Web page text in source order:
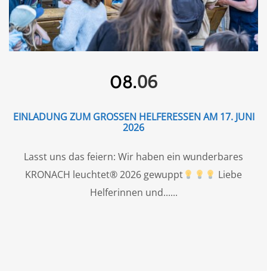
08.06
EINLADUNG ZUM GROSSEN HELFERESSEN AM 17. JUNI 2
026
Lasst uns das feiern: Wir haben ein wunderbares
KRONACH leuchtet® 2026 gewuppt
Liebe
Helferinnen und...